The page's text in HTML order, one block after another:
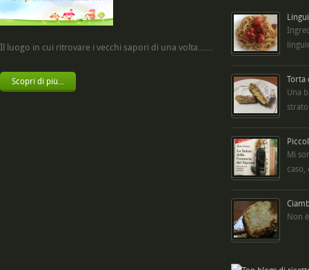
Il luogo in cui ritrovare i vecchi sapori di una volta.......
Scopri di più...
Torta
Una
Mi
caso,
Non